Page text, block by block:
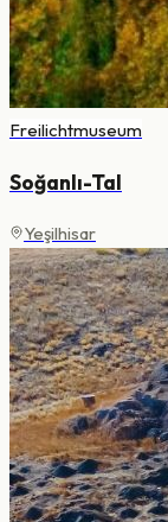
Freilichtmuseum
Soğanlı-Tal
Yeşilhisar